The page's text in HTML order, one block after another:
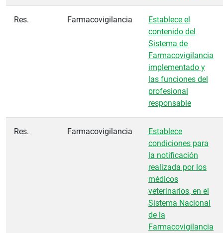
Res. Farmacovigilancia
Establece el
contenido del
Sistema de
Farmacovigilancia
implementado y
las funciones del
profesional
responsable
Res. Farmacovigilancia
Establece
condiciones para
la notificación
realizada por los
médicos
veterinarios, en el
Sistema Nacional
de la
Farmacovigilancia